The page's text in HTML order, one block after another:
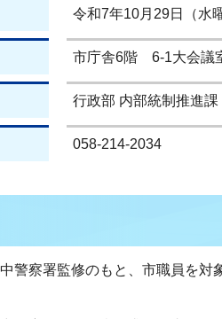
令和7年10月29日（水
市庁舎6階 6-1大会議
行政部 内部統制推進課
058-214-2034
警察署監修のもと、市職員を対